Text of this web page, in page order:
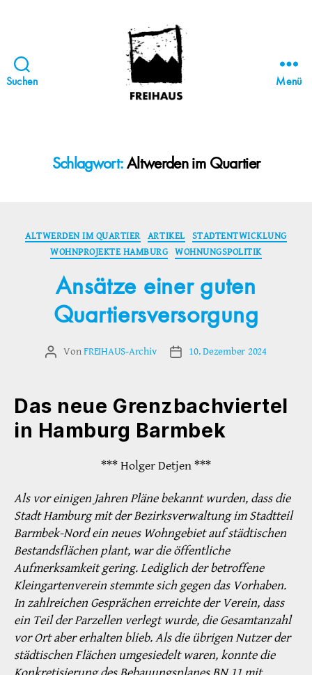
Suchen
STATTBAU
HAMBURG
Menü
Schlagwort: Altwerden im Quartier
Kategorien
ALTWERDEN IM QUARTIER ARTIKEL
STADTENTWICKLUNG
WOHNPROJEKTE HAMBURG WOHNUNGSPOLITIK
Ansätze einer guten
Quartiersversorgung
Beitragsautor
VonFREIHAUS-Archiv Veröffentlichungsdatum
10. Dezember 2024
Das neue Grenzbachviertel
in Hamburg Barmbek
*** Holger Detjen ***
Als vor einigen Jahren Pläne bekannt wurden, dass die
Stadt Hamburg mit der Bezirksverwaltung im Stadtteil
Barmbek-Nord ein neues Wohngebiet auf städtischen
Bestandsflächen plant, war die öffentliche
Aufmerksamkeit gering. Lediglich der betroffene
Kleingartenverein stemmte sich gegen das Vorhaben.
In zahlreichen Gesprächen erreichte der Verein, dass
ein Teil der Parzellen verlegt wurde, die Gesamtanzahl
vor Ort aber erhalten blieb. Als die übrigen Nutzer der
städtischen Flächen umgesiedelt waren, konnte die